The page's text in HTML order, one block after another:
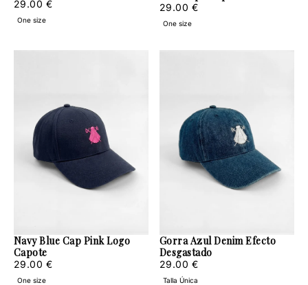
29.00
€
Regular
price
29.00 €
One size
29.00
€
Regular
price
29.00 €
One size
Navy Blue Cap Pink Logo
Capote
29.00
€
Regular
price
29.00 €
One size
Gorra Azul Denim Efecto
Desgastado
29.00
€
Regular
price
29.00 €
Talla Única